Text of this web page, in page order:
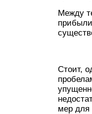
Между
Стоит,
мер для